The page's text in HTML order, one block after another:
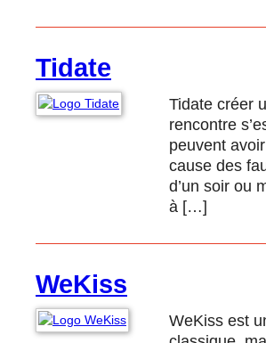
Tidate
Tidate créer
rencontre
peuvent
cause des
d’un soir ou
à […]
WeKiss
WeKiss est